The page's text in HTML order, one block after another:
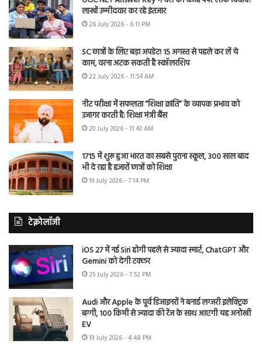
लाखों उम्मीदवार कर रहे इंतजार
26 July 2026 - 6:11 PM
SC छात्रों के लिए बड़ा अपडेट! 15 अगस्त से पहले कर लें ये
काम, वरना अटक सकती है स्कॉलरशिप
22 July 2026 - 11:54 AM
नीट परीक्षा में सफलता “शिक्षा क्रांति” के व्यापक प्रभाव को
उजागर करती है: शिक्षा मंत्री बैंस
20 July 2026 - 11:43 AM
1715 में शुरू हुआ भारत का सबसे पुराना स्कूल, 300 साल बाद
भी दे रहा है हजारों छात्रों को शिक्षा
19 July 2026 - 7:14 PM
टेक्नोलॉजी
iOS 27 में नई Siri होगी पहले से ज्यादा स्मार्ट, ChatGPT और
Gemini को देगी टक्कर
25 July 2026 - 7:52 PM
Audi और Apple के पूर्व डिजाइनरों ने बनाई लग्जरी इलेक्ट्रिक
बग्गी, 100 किमी से ज्यादा की रेंज के साथ आएगी यह अनोखी
EV
19 July 2026 - 4:48 PM